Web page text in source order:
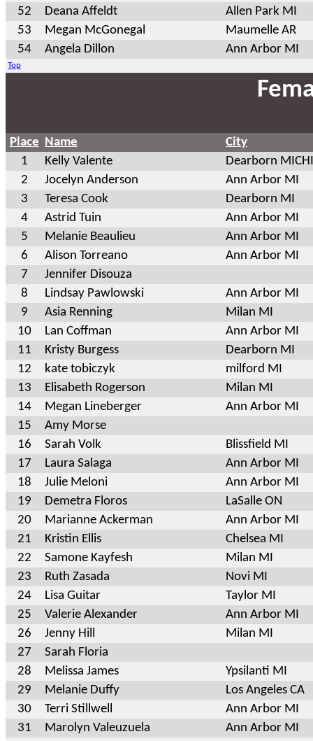
52
Deana Affeldt
Allen Park MI
53
Megan McGonegal
Maumelle AR
54
Angela Dillon Ann Arbor MI
Top
Place Name
City
1
Kelly Valente
Dearborn
2
Jocelyn Anderson
Ann Arbor MI
3
Teresa Cook
Dearborn MI
4
Astrid Tuin
Ann Arbor MI
5
Melanie Beaulieu
Ann Arbor MI
6
Alison Torreano
Ann Arbor MI
7
Jennifer Disouza
8
Lindsay Pawlowski
Ann Arbor MI
9
Asia Renning
Milan MI
10
Lan Coffman
Ann Arbor MI
11
Kristy Burgess
Dearborn MI
12
kate tobiczyk
milford MI
13
Elisabeth Rogerson
Milan MI
14
Megan Lineberger
Ann Arbor MI
15
Amy Morse
16
Sarah Volk
Blissfield MI
17
Laura Salaga
Ann Arbor MI
18
Julie Meloni
Ann Arbor MI
19
Demetra Floros
LaSalle ON
20
Marianne Ackerman
Ann Arbor MI
21
Kristin Ellis
Chelsea MI
22
Samone Kayfesh
Milan MI
23
Ruth Zasada
Novi MI
24
Lisa Guitar
Taylor MI
25
Valerie Alexander
Ann Arbor MI
26
Jenny Hill
Milan MI
27
Sarah Floria
28
Melissa James
Ypsilanti MI
29
Melanie Duffy
Los Angeles CA
30
Terri Stillwell
Ann Arbor MI
31
Marolyn Valeuzuela
Ann Arbor MI